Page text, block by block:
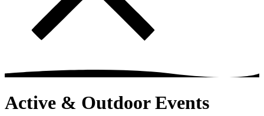
Active & Outdoor Events